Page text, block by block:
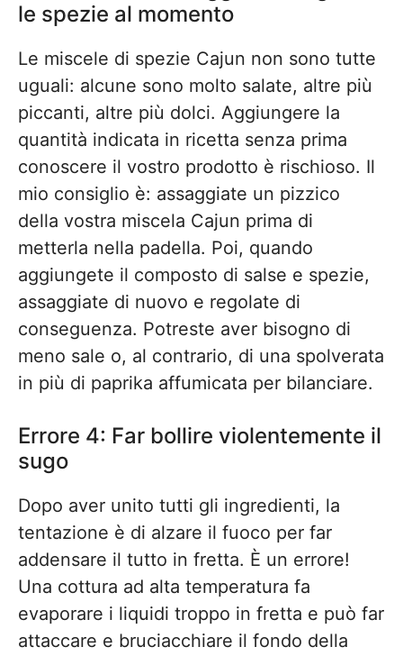
le spezie al momento
Le miscele di spezie Cajun non sono tutte
uguali: alcune sono molto salate, altre più
piccanti, altre più dolci. Aggiungere la
quantità indicata in ricetta senza prima
conoscere il vostro prodotto è rischioso. Il
mio consiglio è: assaggiate un pizzico
della vostra miscela Cajun prima di
metterla nella padella. Poi, quando
aggiungete il composto di salse e spezie,
assaggiate di nuovo e regolate di
conseguenza. Potreste aver bisogno di
meno sale o, al contrario, di una spolverata
in più di paprika affumicata per bilanciare.
Errore 4: Far bollire violentemente il
sugo
Dopo aver unito tutti gli ingredienti, la
tentazione è di alzare il fuoco per far
addensare il tutto in fretta. È un errore!
Una cottura ad alta temperatura fa
evaporare i liquidi troppo in fretta e può far
attaccare e bruciacchiare il fondo della